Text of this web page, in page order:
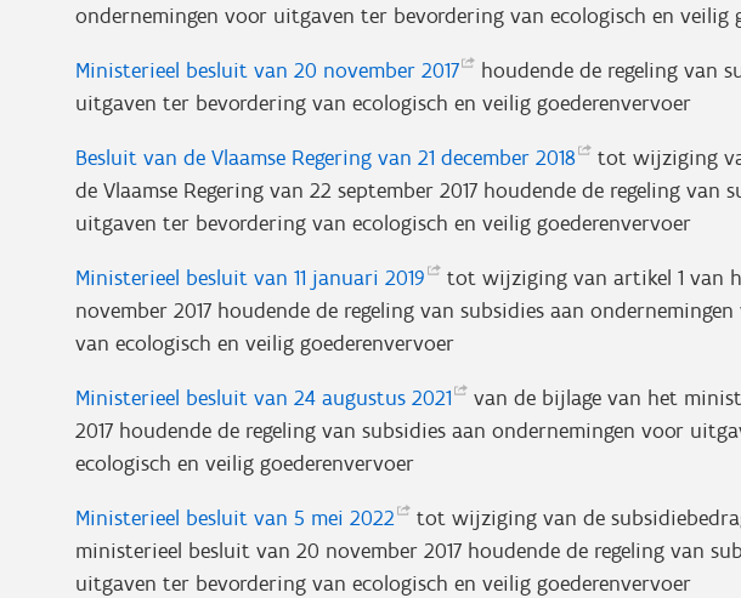
ondernemingen voor uitgaven ter bevordering van ecologisch en veilig
Ministerieel besluit van 20 november 2017
houdende de regeling van
uitgaven ter bevordering van ecologisch en veilig goederenvervoer
Besluit van de Vlaamse Regering van 21 december 2018
tot wijziging
de Vlaamse Regering van 22 september 2017 houdende de regeling van
uitgaven ter bevordering van ecologisch en veilig goederenvervoer
Ministerieel besluit van 11 januari 2019
tot wijziging van artikel 1 van
november 2017 houdende de regeling van subsidies aan
van ecologisch en veilig goederenvervoer
Ministerieel besluit van 24 augustus 2021
van de bijlage van het
2017 houdende de regeling van subsidies aan ondernemingen voor
ecologisch en veilig goederenvervoer
Ministerieel besluit van 5 mei 2022
tot wijziging van de
ministerieel besluit van 20 november 2017 houdende de regeling van
uitgaven ter bevordering van ecologisch en veilig goederenvervoer